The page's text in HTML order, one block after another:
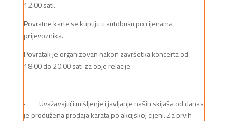
12:00 sati.
Povratne karte se kupuju u autobusu po cijenama
prijevoznika.
Povratak je organizovan nakon završetka koncerta od
18:00 do 20:00 sati za obje relacije.
· Uvažavajući mišljenje i javljanje naših skijaša od danas
je produžena prodaja karata po akcijskoj cijeni. Za prvih